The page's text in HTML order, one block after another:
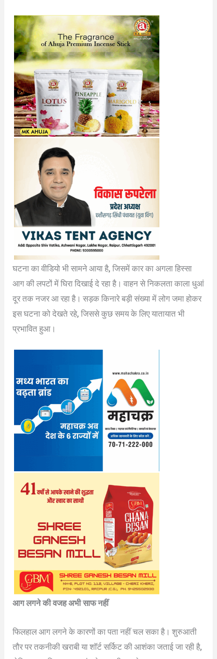
घटना का वीडियो भी सामने आया है, जिसमें कार का अगला हिस्सा
आग की लपटों में घिरा दिखाई दे रहा है। वाहन से निकलता काला धुआं
दूर तक नजर आ रहा है। सड़क किनारे बड़ी संख्या में लोग जमा होकर
इस घटना को देखते रहे, जिससे कुछ समय के लिए यातायात भी
प्रभावित हुआ।
आग लगने की वजह अभी साफ नहीं
फिलहाल आग लगने के कारणों का पता नहीं चल सका है। शुरुआती
तौर पर तकनीकी खराबी या शॉर्ट सर्किट की आशंका जताई जा रही है,